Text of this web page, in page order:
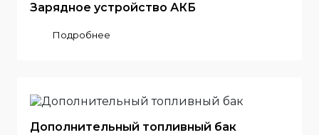
Зарядное устройство АКБ
Подробнее
Дополнительный топливный бак